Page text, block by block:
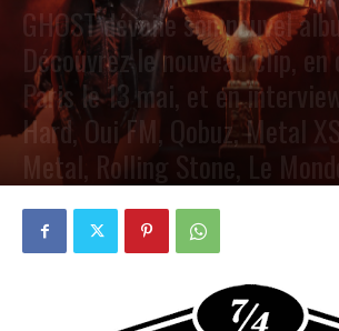
GHOST dévoile son nouvel
Découvrez le nouveau clip,
Paris le 13 mai, et en
Hard, Oui FM, Qobuz, Metal
Metal, Rolling Stone, Le